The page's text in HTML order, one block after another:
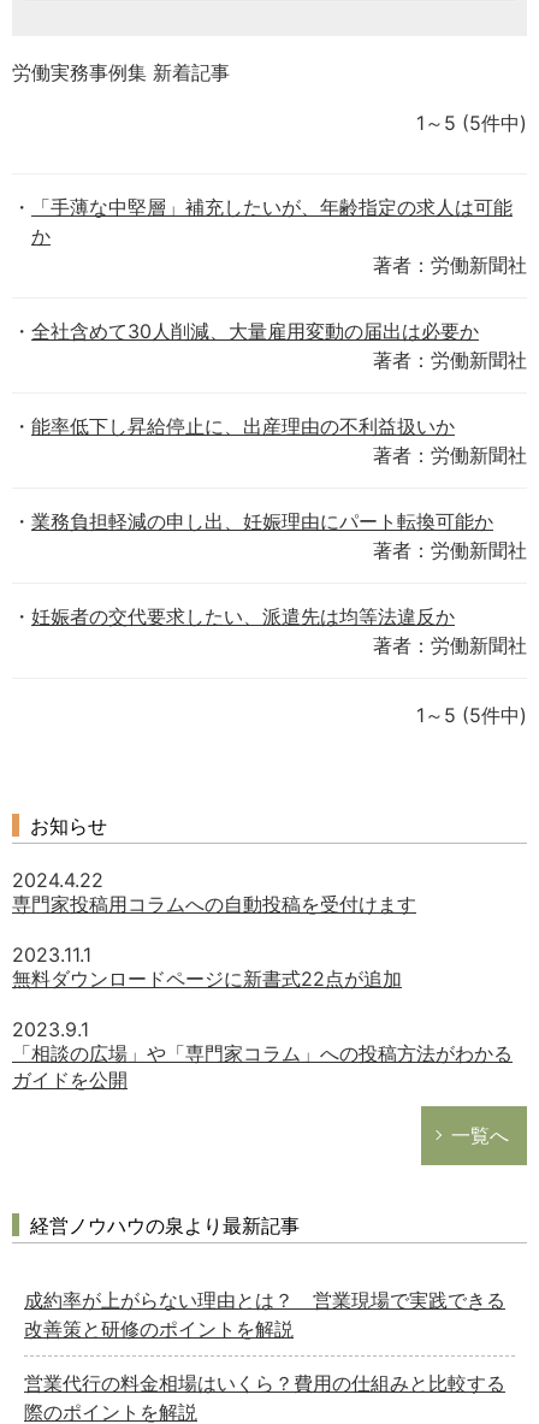
労働実務事例集 新着記事
1～5 (5件中)
「手薄な中堅層」補充したいが、年齢指定の求人は可能
か
著者：労働新聞社
全社含めて30人削減、大量雇用変動の届出は必要か
著者：労働新聞社
能率低下し昇給停止に、出産理由の不利益扱いか
著者：労働新聞社
業務負担軽減の申し出、妊娠理由にパート転換可能か
著者：労働新聞社
妊娠者の交代要求したい、派遣先は均等法違反か
著者：労働新聞社
1～5 (5件中)
お知らせ
2024.4.22
専門家投稿用コラムへの自動投稿を受付けます
2023.11.1
無料ダウンロードページに新書式22点が追加
2023.9.1
「相談の広場」や「専門家コラム」への投稿方法がわかる
ガイドを公開
一覧へ
経営ノウハウの泉より最新記事
成約率が上がらない理由とは？ 営業現場で実践できる
改善策と研修のポイントを解説
営業代行の料金相場はいくら？費用の仕組みと比較する
際のポイントを解説